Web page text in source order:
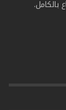
بالكامل.